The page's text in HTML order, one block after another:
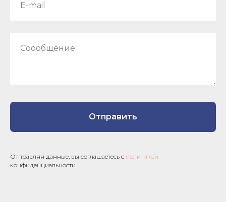
E-mail
Соообщение
Отправить
Отправляя данные, вы соглашаетесь с политикой
конфиденциальности